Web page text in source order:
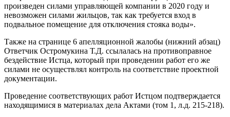
произведен силами управляющей компании в 2020 году и
невозможен силами жильцов, так как требуется вход в
подвальное помещение для отключения стояка воды».
Также на странице 6 апелляционной жалобы (нижний абзац)
Ответчик Остромукина Т.Д. ссылалась на противоправное
бездействие Истца, который при проведении работ его же
силами не осуществлял контроль на соответствие проектной
документации.
Проведение соответствующих работ Истцом подтверждается
находящимися в материалах дела Актами (том 1, л.д. 215-218).